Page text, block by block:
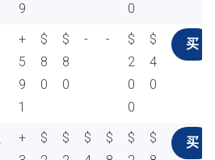
9
0
+
5
9
1
$
8
0
$
8
0
- -
$
2
0
0
$
4
0
买
+
$
$
$
$
$
$
买